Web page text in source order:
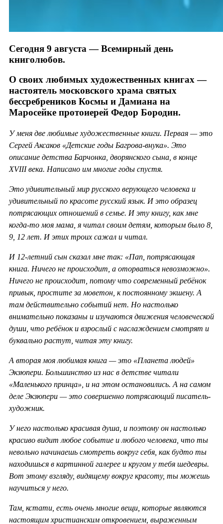
Сегодня 9 августа — Всемирный день
книголюбов.
О своих любимых художественных книгах —
настоятель московского храма святых
бессребреников Космы и Дамиана на
Маросейке протоиерей Федор Бородин.
У меня две любимые художественные книги. Первая — это
Сергей Аксаков «Детские годы Багрова-внука». Это
описание детства Барчонка, дворянского сына, в конце
XVIII века. Написано им многие годы спустя.
Это удивительный мир русского верующего человека и
удивительный по красоте русский язык. И это образец
потрясающих отношений в семье. И эту книгу, как мне
когда-то моя мама, я читал своим детям, которым было 8,
9, 12 лет. И этих троих сажал и читал.
И 12-летний сын сказал мне так: «Пап, потрясающая
книга. Ничего не происходит, а оторваться невозможно».
Ничего не происходит, потому что современный ребёнок
привык, простите за моветон, к постоянному экшену. А
там действительно событий нет. Но настолько
внимательно показаны и изучаются движения человеческой
души, что ребёнок и взрослый с наслаждением смотрят и
буквально растут, читая эту книгу.
А вторая моя любимая книга — это «Планета людей»
Экзюпери. Большинство из нас в детстве читали
«Маленького принца», и на этом остановились. А на самом
деле Экзюпери — это совершенно потрясающий писатель-
художник.
У него настолько красивая душа, и поэтому он настолько
красиво видит любое событие и любого человека, что ты
невольно начинаешь смотреть вокруг себя, как будто ты
находишься в картинной галерее и кругом у тебя шедевры.
Вот этому взгляду, видящему вокруг красоту, ты можешь
научиться у него.
Там, кстати, есть очень многие вещи, которые являются
настоящим христианским откровением, выраженным